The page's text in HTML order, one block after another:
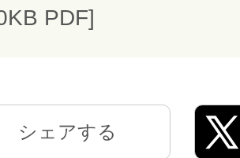
PDF]
シェアする